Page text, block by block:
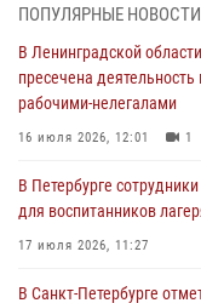
06 августа 2026, 13:39 1
В Центральном районе
хулигана, стрелявшего
домами
06 августа 2026, 11:36
Сотрудники и
правопорядок при
06 августа 2026, 07:30
В Выборгском районе
ПОПУЛЯРНЫЕ НОВОСТИ
В Ленинградской
пресечена
рабочими-нелегалами
16 июля 2026, 12:01 1
В Петербурге
для воспитанников
17 июля 2026, 11:27
В Санкт-Петербурге